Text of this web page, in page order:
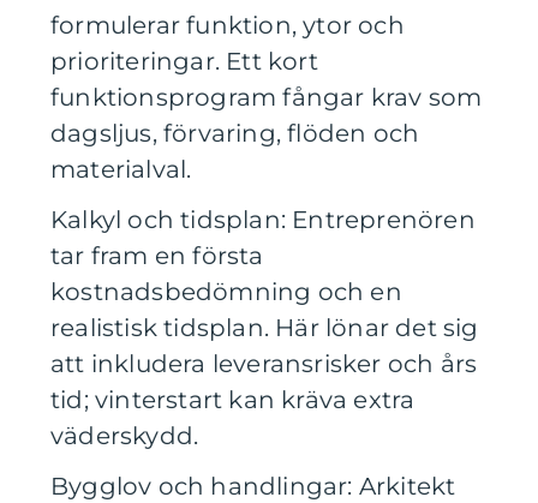
formulerar funktion, ytor och
prioriteringar. Ett kort
funktionsprogram fångar krav som
dagsljus, förvaring, flöden och
materialval.
Kalkyl och tidsplan: Entreprenören
tar fram en första
kostnadsbedömning och en
realistisk tidsplan. Här lönar det sig
att inkludera leveransrisker och års
tid; vinterstart kan kräva extra
väderskydd.
Bygglov och handlingar: Arkitekt